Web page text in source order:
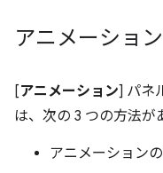
アニメーショ
[アニメーション] パネ
は、次の 3 つの方法が
アニメーションの